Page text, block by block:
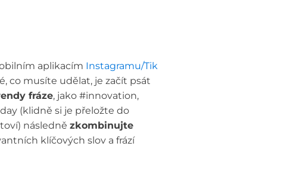
aplikacím Instagramu/Tik
co musíte udělat, je začít psát
fráze, jako #innovation,
(klidně si je přeložte do
následně zkombinujte
klíčových slov a frází